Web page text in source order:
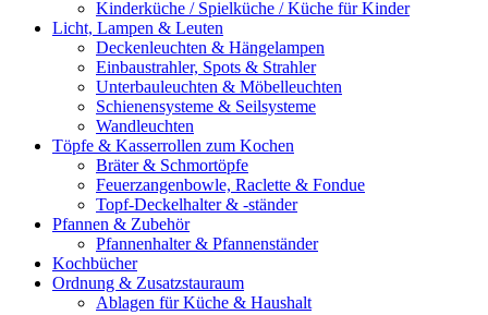
Kinderküche / Spielküche / Küche für Kinder
Licht, Lampen & Leuten
Deckenleuchten & Hängelampen
Einbaustrahler, Spots & Strahler
Unterbauleuchten & Möbelleuchten
Schienensysteme & Seilsysteme
Wandleuchten
Töpfe & Kasserrollen zum Kochen
Bräter & Schmortöpfe
Feuerzangenbowle, Raclette & Fondue
Topf-Deckelhalter & -ständer
Pfannen & Zubehör
Pfannenhalter & Pfannenständer
Kochbücher
Ordnung & Zusatzstauraum
Ablagen für Küche & Haushalt